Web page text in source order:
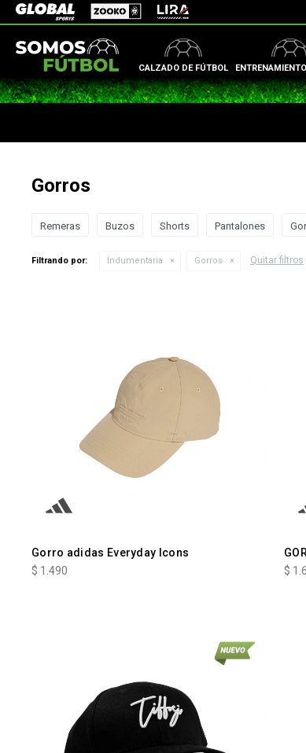
CALZADO DE FÚTBOL
Global Sports Zooko Lira
Gorros
Remeras Buzos Shorts Pantalones
Filtrando por: Indumentaria Gorros Quitar filtros
Gorro adidas Everyday Icons
$ 1.490
$